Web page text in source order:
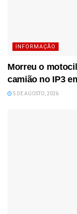
INFORMAÇÃO
Morreu o
camião no IP3
5 DE AGOSTO, 2026